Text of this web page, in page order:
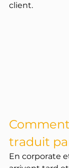
client.
traduit
En corporate